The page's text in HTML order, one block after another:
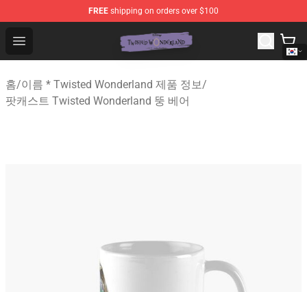
FREE shipping on orders over $100
Open menu
Twisted Wonderland Store - Official Twisted
홈/이름 * Twisted Wonderland 제품 정보/
팟캐스트 Twisted Wonderland 뚱 베어